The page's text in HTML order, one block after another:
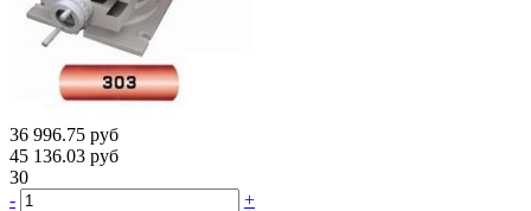
36 996.75 руб
45 136.03 руб
30
-
+